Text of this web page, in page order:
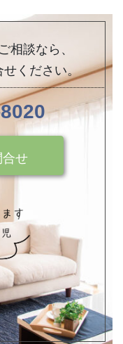
相談なら、
せください。
せ